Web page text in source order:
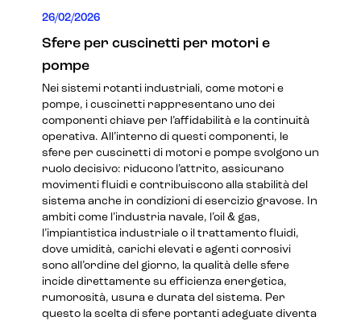
26/02/2026
Sfere per cuscinetti per motori e
pompe
Nei sistemi rotanti industriali, come motori e
pompe, i cuscinetti rappresentano uno dei
componenti chiave per l’affidabilità e la continuità
operativa. All’interno di questi componenti, le
sfere per cuscinetti di motori e pompe svolgono un
ruolo decisivo: riducono l’attrito, assicurano
movimenti fluidi e contribuiscono alla stabilità del
sistema anche in condizioni di esercizio gravose. In
ambiti come l’industria navale, l’oil & gas,
l’impiantistica industriale o il trattamento fluidi,
dove umidità, carichi elevati e agenti corrosivi
sono all’ordine del giorno, la qualità delle sfere
incide direttamente su efficienza energetica,
rumorosità, usura e durata del sistema. Per
questo la scelta di sfere portanti adeguate diventa